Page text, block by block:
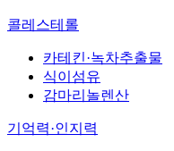
콜레스테롤
카테킨·녹차추출물
식이섬유
감마리놀렌산
기억력·인지력